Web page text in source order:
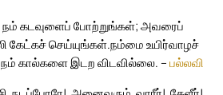
கடவுளைப் போற்றுங்கள்; அவரைப்
கேட்கச் செய்யுங்கள்.நம்மை உயிர்வாழச்
கால்களை இடற விடவில்லை. – பல்லவி